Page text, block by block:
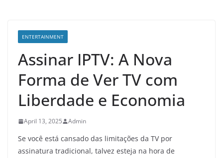
ENTERTAINMENT
Assinar IPTV: A Nova
Forma de Ver TV com
Liberdade e Economia
April 13, 2025 Admin
Se você está cansado das limitações da TV por
assinatura tradicional, talvez esteja na hora de